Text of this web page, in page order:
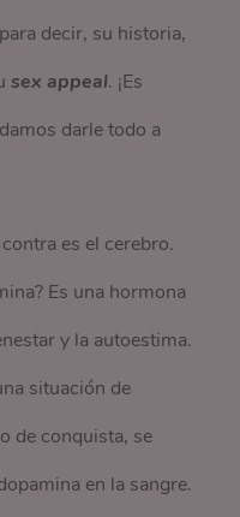
decir, su historia,
sex appeal. ¡Es
darle todo a
es el cerebro.
Es una hormona
y la autoestima.
situación de
de conquista, se
en la sangre.